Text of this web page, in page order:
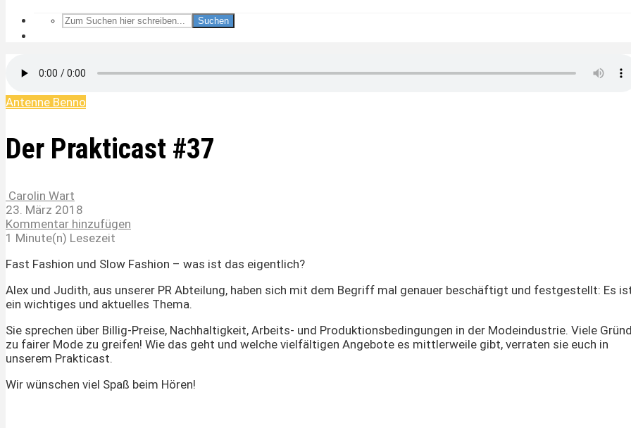
Suchen
Antenne Benno
Der Prakticast #37
Carolin Wart
23. März 2018
Kommentar hinzufügen
1 Minute(n) Lesezeit
Fast Fashion und Slow Fashion – was ist das eigentlich?
Alex und Judith, aus unserer PR Abteilung, haben sich mit dem Begriff mal genauer beschäftigt und festgestellt: Es
ein wichtiges und aktuelles Thema.
Sie sprechen über Billig-Preise, Nachhaltigkeit, Arbeits- und Produktionsbedingungen in der Modeindustrie. Viele
zu fairer Mode zu greifen! Wie das geht und welche vielfältigen Angebote es mittlerweile gibt, verraten sie euch in
unserem Prakticast.
Wir wünschen viel Spaß beim Hören!